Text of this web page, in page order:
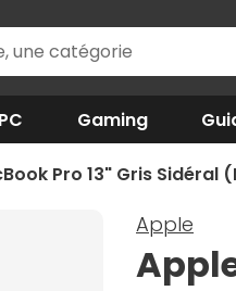
Gaming
Pro 13" Gris Sidéral
Apple